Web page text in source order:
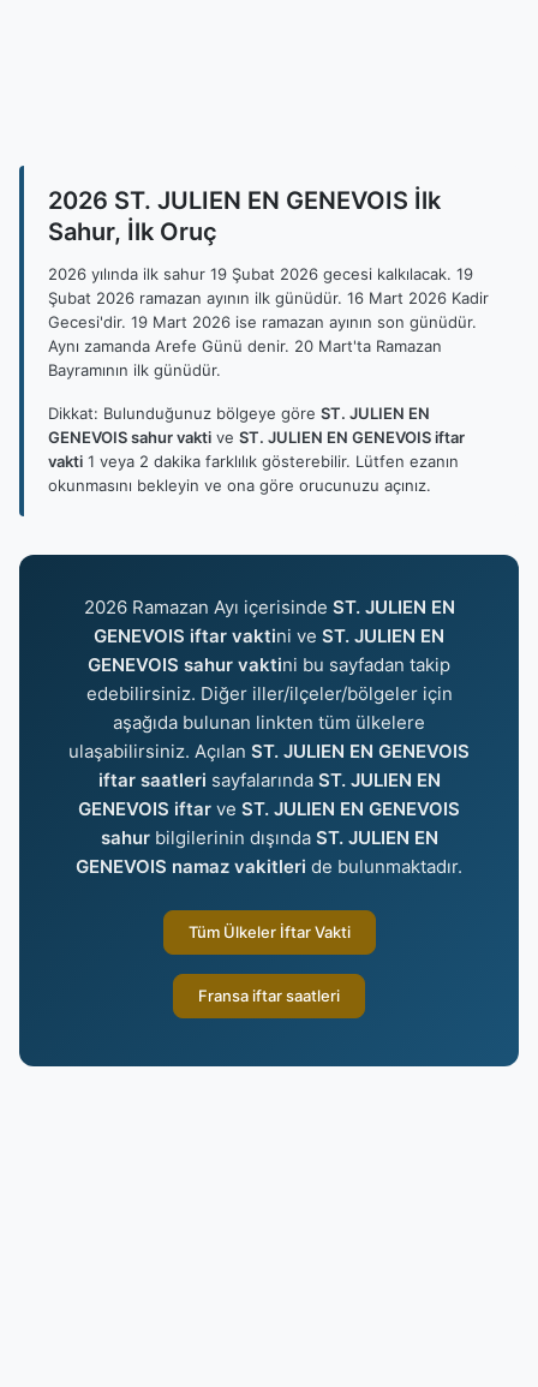
2026 ST. JULIEN EN GENEVOIS İlk
Sahur, İlk Oruç
2026 yılında ilk sahur 19 Şubat 2026 gecesi kalkılacak. 19
Şubat 2026 ramazan ayının ilk günüdür. 16 Mart 2026 Kadir
Gecesi'dir. 19 Mart 2026 ise ramazan ayının son günüdür.
Aynı zamanda Arefe Günü denir. 20 Mart'ta Ramazan
Bayramının ilk günüdür.
Dikkat: Bulunduğunuz bölgeye göre ST. JULIEN EN
GENEVOIS sahur vakti ve ST. JULIEN EN GENEVOIS iftar
vakti 1 veya 2 dakika farklılık gösterebilir. Lütfen ezanın
okunmasını bekleyin ve ona göre orucunuzu açınız.
2026 Ramazan Ayı içerisinde ST. JULIEN EN
GENEVOIS iftar vaktini ve ST. JULIEN EN
GENEVOIS sahur vaktini bu sayfadan takip
edebilirsiniz. Diğer iller/ilçeler/bölgeler için
aşağıda bulunan linkten tüm ülkelere
ulaşabilirsiniz. Açılan ST. JULIEN EN GENEVOIS
iftar saatleri sayfalarında ST. JULIEN EN
GENEVOIS iftar ve ST. JULIEN EN GENEVOIS
sahurbilgilerinin dışında ST. JULIEN EN
GENEVOIS namaz vakitleri de bulunmaktadır.
Tüm Ülkeler İftar Vakti
Fransa iftar saatleri